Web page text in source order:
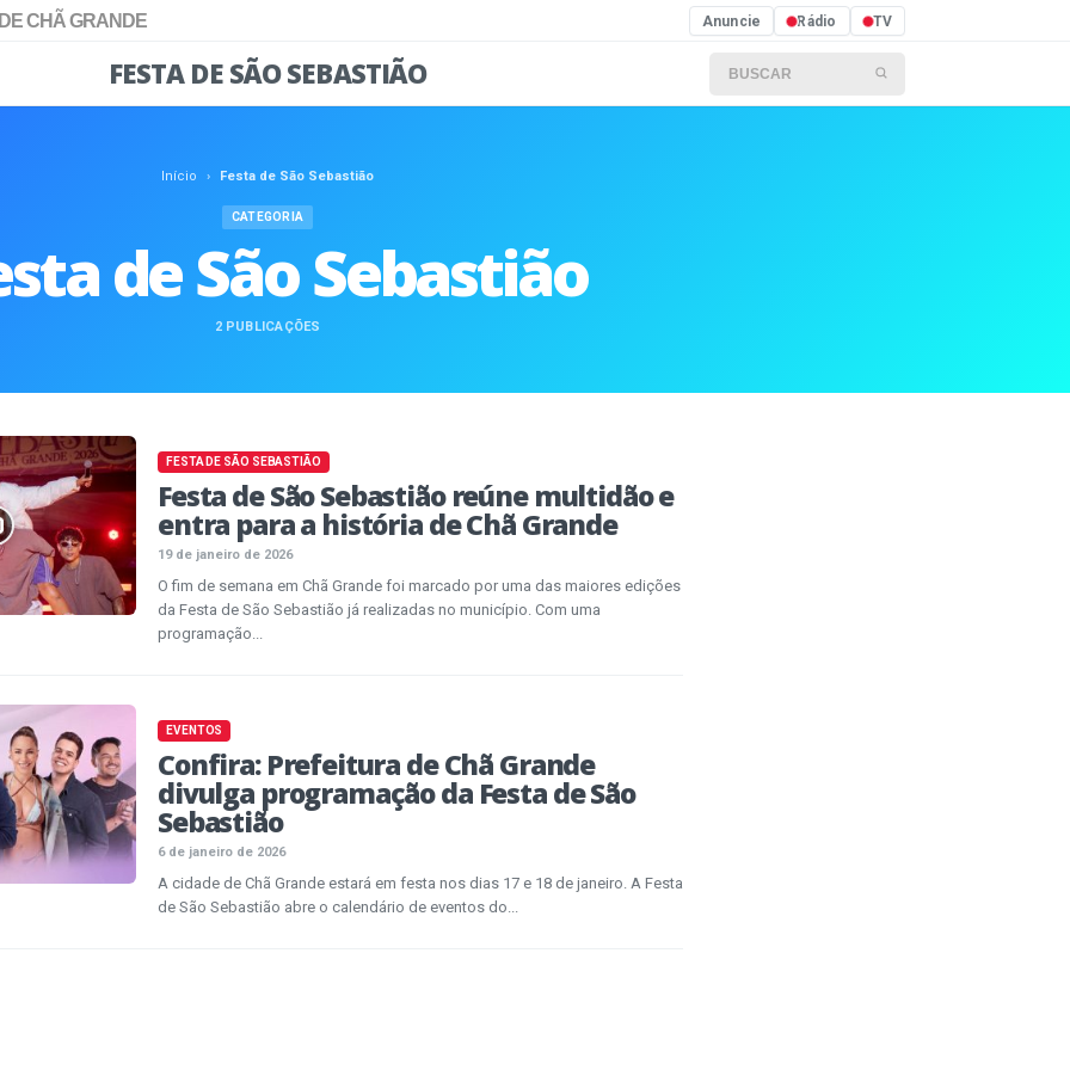
CHÃ GRANDE Anuncie Rádio TV
FESTA DE SÃO SEBASTIÃO Buscar por:
Início › Festa de São Sebastião
CATEGORIA
de São Sebastião
2 PUBLICAÇÕES
FESTA DE SÃO SEBASTIÃO
Festa de São Sebastião reúne multidão e
entra para a história de Chã Grande
19 de janeiro de 2026
O fim de semana em Chã Grande foi marcado por uma das maiores edições
da Festa de São Sebastião já realizadas no município. Com uma
programação...
EVENTOS
Confira: Prefeitura de Chã Grande
divulga programação da Festa de São
Sebastião
6 de janeiro de 2026
A cidade de Chã Grande estará em festa nos dias 17 e 18 de janeiro. A Festa
de São Sebastião abre o calendário de eventos do...